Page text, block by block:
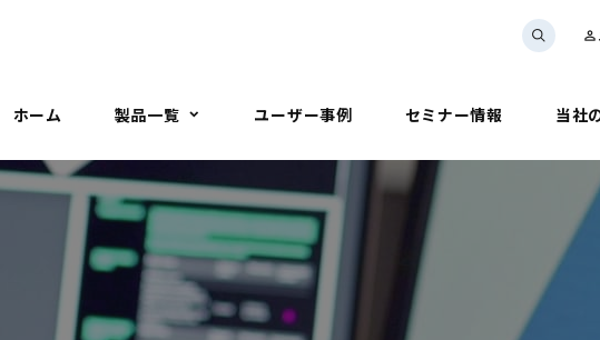
person_outline
ホーム 製品一覧 ユーザー事例 セミナー情報 当社